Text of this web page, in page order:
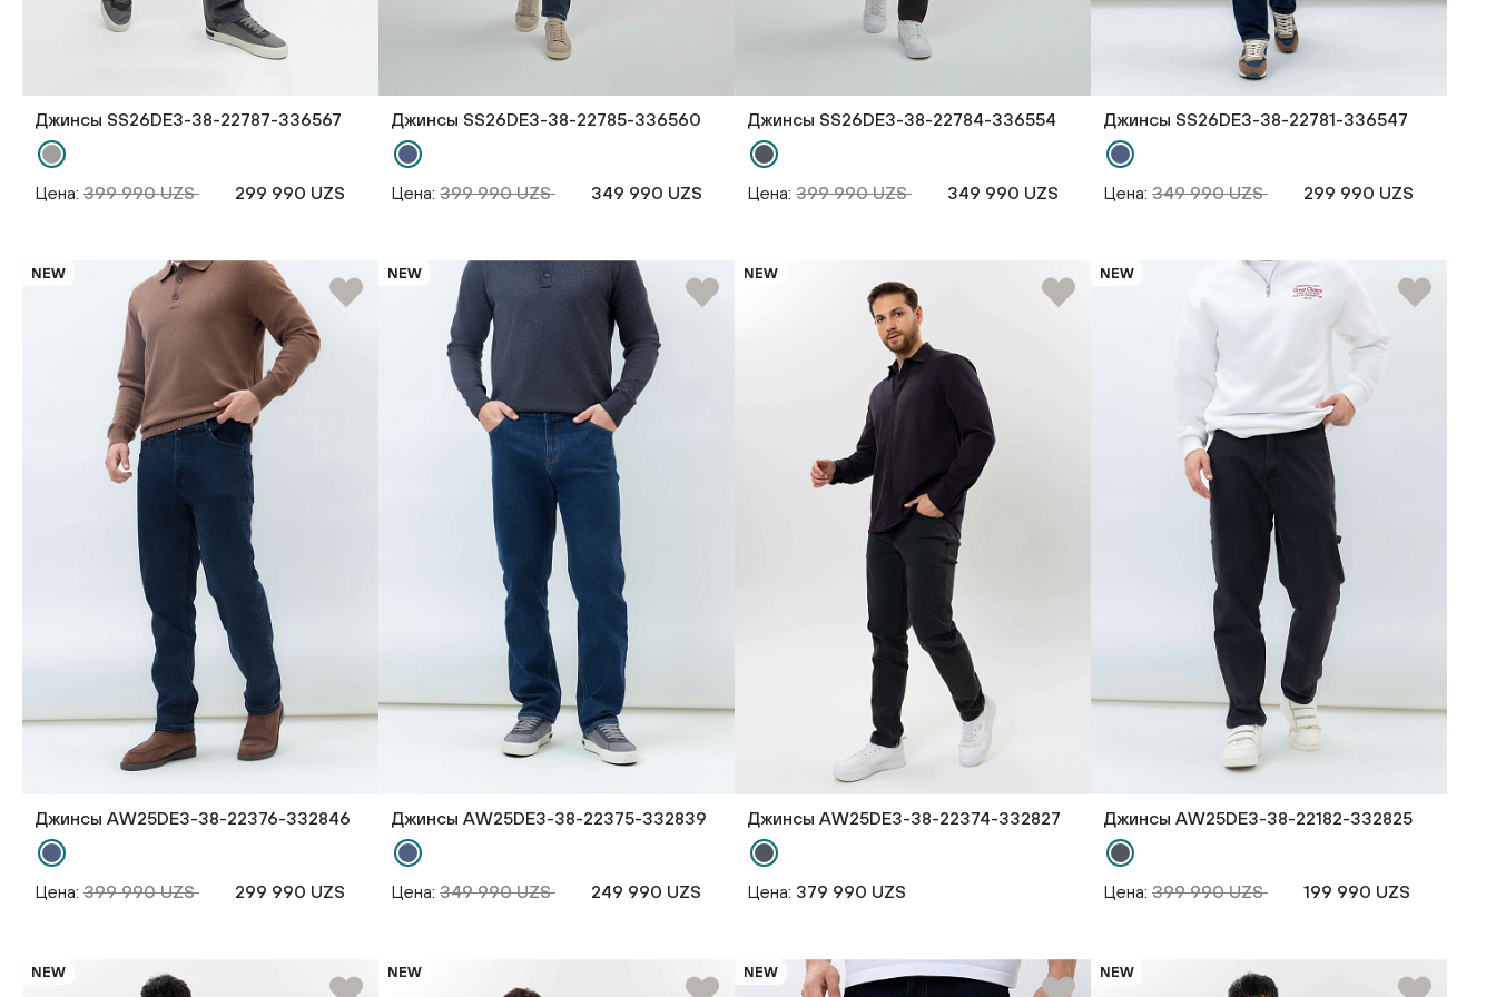
Джинсы SS26DE3-38-22787-336567
Цена: 399 990 UZS 299 990 UZS
Джинсы SS26DE3-38-22785-336560
Цена: 399 990 UZS 349 990 UZS
Джинсы SS26DE3-38-22784-336554
Цена: 399 990 UZS 349 990 UZS
Джинсы SS26DE3-38-22781-336547
Цена: 349 990 UZS 299 990 UZS
NEW
Джинсы AW25DE3-38-22376-332846
Цена: 399 990 UZS 299 990 UZS
NEW
Джинсы AW25DE3-38-22375-332839
Цена: 349 990 UZS 249 990 UZS
NEW
Джинсы AW25DE3-38-22374-332827
Цена: 379 990 UZS
NEW
Джинсы AW25DE3-38-22182-332825
Цена: 399 990 UZS 199 990 UZS
NEW NEW NEW NEW